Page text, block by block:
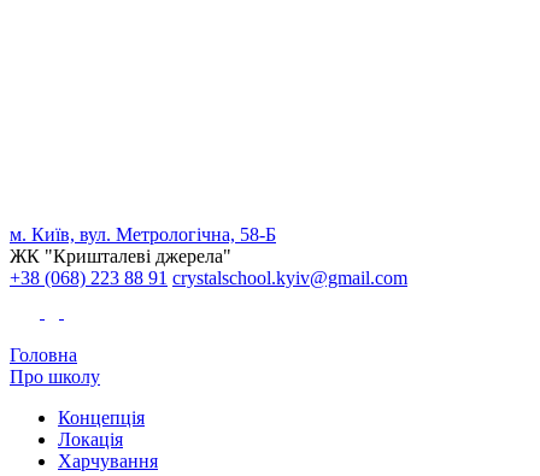
м. Київ, вул. Метрологічна, 58-Б
ЖК "Кришталеві джерела"
+38 (068) 223 88 91 crystalschool.kyiv@gmail.com
Головна
Про школу
Концепція
Локація
Харчування